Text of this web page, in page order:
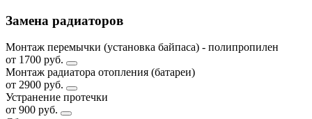
Замена радиаторов
Монтаж перемычки (установка байпаса) - полипропилен
от 1700 руб.
Монтаж радиатора отопления (батареи)
от 2900 руб.
Устранение протечки
от 900 руб.